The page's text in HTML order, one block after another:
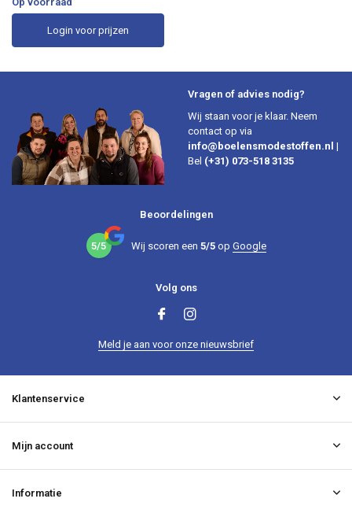
Login voor prijzen
Vragen of advies nodig?
Wij staan voor je klaar. Neem
contact op via
info@boelensmodestoffen.nl |
Bel (+31) 073-518 3135
Beoordelingen
5/5 Wij scoren een 5/5op Google
Volg ons
Meld je aan voor onze nieuwsbrief
Klantenservice
Mijn account
Informatie